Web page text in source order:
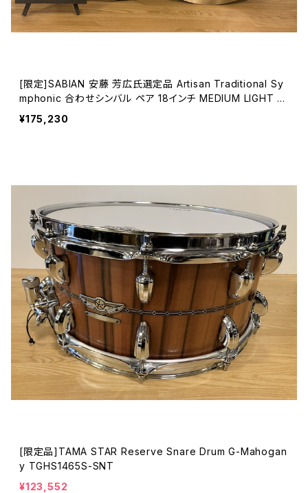
[限定]SABIAN 安藤 芳広氏選定品 Artisan Traditional Sy
mphonic 合わせシンバル ペア 18インチ MEDIUM LIGHT /
¥175,230
[限定品]TAMA STAR Reserve Snare Drum G-Mahogan
y TGHS1465S-SNT
¥123,552